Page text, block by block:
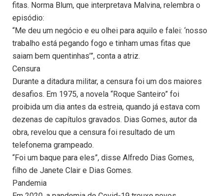
fitas. Norma Blum, que interpretava Malvina, relembra o
episódio:
“Me deu um negócio e eu olhei para aquilo e falei: ‘nosso
trabalho está pegando fogo e tinham umas fitas que
saiam bem quentinhas’”, conta a atriz.
Censura
Durante a ditadura militar, a censura foi um dos maiores
desafios. Em 1975, a novela “Roque Santeiro” foi
proibida um dia antes da estreia, quando já estava com
dezenas de capítulos gravados. Dias Gomes, autor da
obra, revelou que a censura foi resultado de um
telefonema grampeado.
“Foi um baque para eles”, disse Alfredo Dias Gomes,
filho de Janete Clair e Dias Gomes.
Pandemia